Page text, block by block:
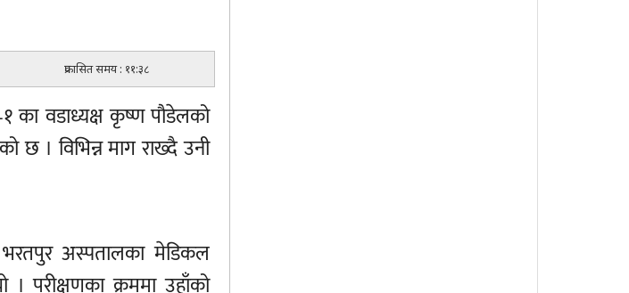
प्रकासित समय : ११:३८
का वडाध्यक्ष कृष्ण पौडेलको
छ । विभिन्न माग राख्दै उनी
अस्पतालका मेडिकल
। परीक्षणका क्रममा उहाँको